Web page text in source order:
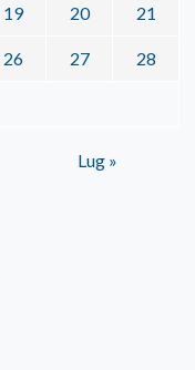
19 20 21
26 27 28
Lug »